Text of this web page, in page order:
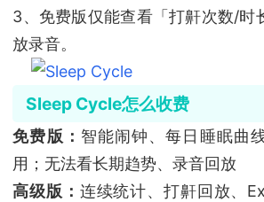
3、免费版仅能查看「打鼾次数/时
放录音。
Sleep Cycle怎么收费
免费版： 智能闹钟、每日睡眠曲
用；无法看长期趋势、录音回放
高级版： 连续统计、打鼾回放、